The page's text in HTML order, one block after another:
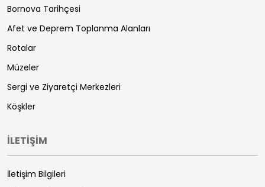
Bornova Tarihçesi
Afet ve Deprem Toplanma Alanları
Rotalar
Müzeler
Sergi ve Ziyaretçi Merkezleri
Köşkler
İLETİŞİM
İletişim Bilgileri